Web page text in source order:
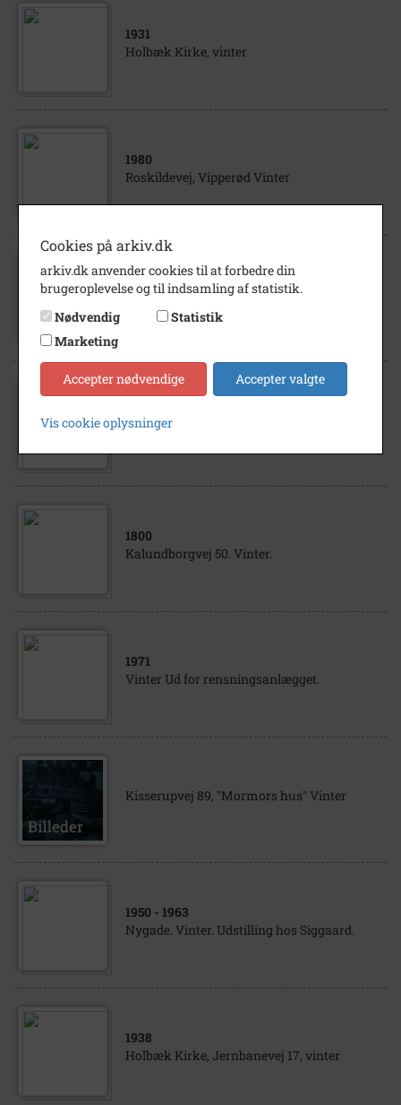
1931
Holbæk Kirke, vinter
1980
Roskildevej, Vipperød Vinter
1981
Peder Billesvej Vinter
1800
Kalundborgvej 50. Vinter.
1971
Vinter Ud for rensningsanlægget.
Kisserupvej 89, "Mormors hus" Vinter
1950 - 1963
Nygade. Vinter. Udstilling hos Siggaard.
1938
Holbæk Kirke, Jernbanevej 17, vinter
Cookies på arkiv.dk
arkiv.dk anvender cookies til at forbedre din
brugeroplevelse og til indsamling af statistik.
Nødvendig
Statistik
Marketing
Accepter nødvendige Accepter valgte
Vis cookie oplysninger